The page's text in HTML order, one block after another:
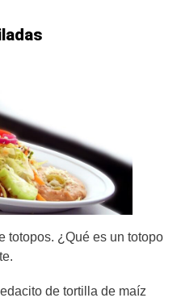
totopos. ¿Qué es un totopo
de tortilla de maíz